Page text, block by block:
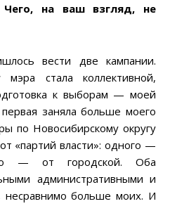
на ваш взгляд, не
вести две кампании.
стала коллективной,
к выборам — моей
заняла больше моего
по Новосибирскому округу
«партий власти»: одного —
— от городской. Оба
административными и
несравнимо больше моих. И